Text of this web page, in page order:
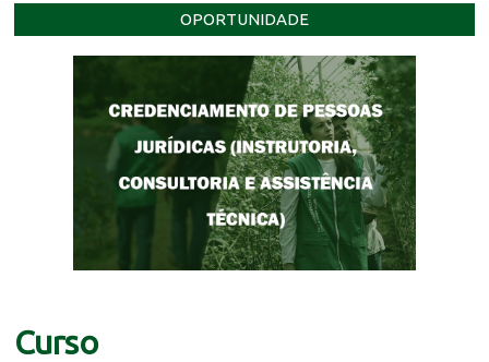
OPORTUNIDADE
Curso